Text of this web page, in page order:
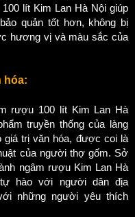
lít Kim Lan Hà Nội giúp
quản tốt hơn, không bị
hương vị và màu sắc của
hóa:
rượu 100 lít Kim Lan Hà
truyền thống của làng
giá trị văn hóa, được coi là
của người thợ gốm. Sở
ngâm rượu Kim Lan Hà
hào với người dân địa
những người yêu thích